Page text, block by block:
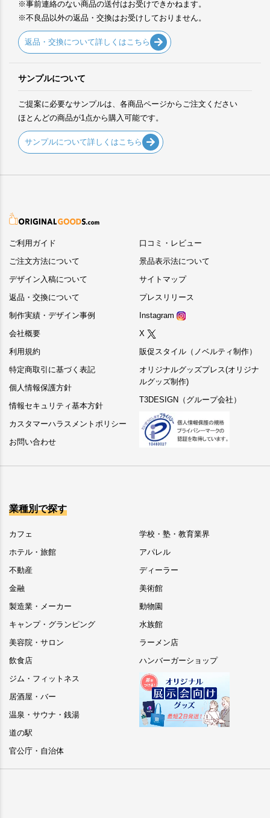
※事前連絡のない商品の送付はお受けできかねます。
※不良品以外の返品・交換はお受けしておりません。
返品・交換について詳しくはこちら
サンプルについて
ご提案に必要なサンプルは、各商品ページからご注文ください
ほとんどの商品が1点から購入可能です。
サンプルについて詳しくはこちら
ご利用ガイド
ご注文方法について
デザイン入稿について
返品・交換について
制作実績・デザイン事例
会社概要
利用規約
特定商取引に基づく表記
個人情報保護方針
情報セキュリティ基本方針
カスタマーハラスメントポリシー
お問い合わせ
口コミ・レビュー
景品表示法について
サイトマップ
プレスリリース
Instagram
X
販促スタイル（ノベルティ制作）
オリジナルグッズプレス(オリジナ
ルグッズ制作)
T3DESIGN（グループ会社）
業種別で探す
カフェ
ホテル・旅館
不動産
金融
製造業・メーカー
キャンプ・グランピング
美容院・サロン
飲食店
ジム・フィットネス
居酒屋・バー
温泉・サウナ・銭湯
道の駅
官公庁・自治体
学校・塾・教育業界
アパレル
ディーラー
美術館
動物園
水族館
ラーメン店
ハンバーガーショップ